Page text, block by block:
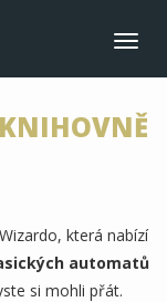
která nabízí
automatů
si mohli přát.